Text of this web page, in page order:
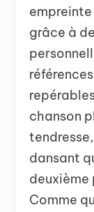
grâce à
chanson
dansant
Comme